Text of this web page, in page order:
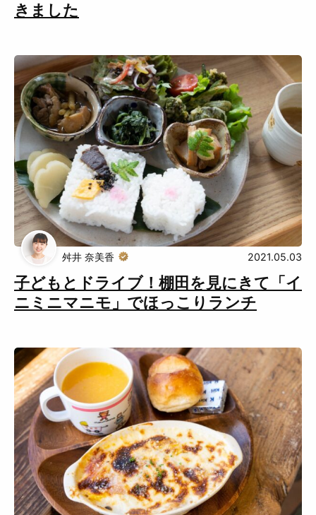
インフォマティブデータポリシ
ー
お問合せ
利用規約
きました
子どもとドライブ！棚田を見にきて「イ
ニミニマニモ」でほっこりランチ
舛井 奈美香 2021.05.03